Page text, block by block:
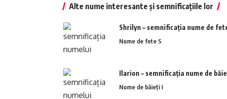
Alte nume interesante și semnificațiile lor
Shrilyn – semnificația nume de
Nume de fete S
Ilarion – semnificația nume de
Nume de băieți I